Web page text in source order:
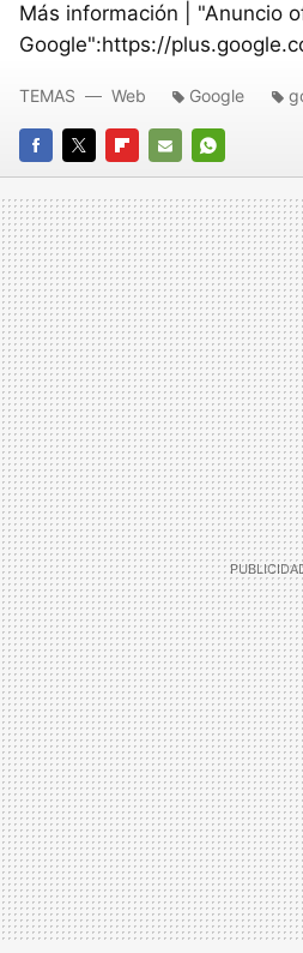
Más información | "Anuncio
Google":https://
FACEBOOK
TWITTERFLIPBOARD
E-
MAIL
WHATSAPP
TEMAS Web Google